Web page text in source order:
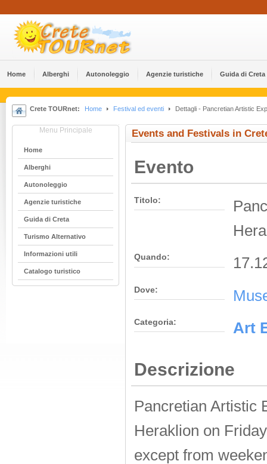
Home Alberghi Αutonoleggio Agenzie turistiche Guida di Creta
Crete TOURnet: Home Festival ed eventi Dettagli - Pancretian Artistic
Menu Principale
Home
Alberghi
Αutonoleggio
Agenzie turistiche
Guida di Creta
Turismo Alternativo
Informazioni utili
Catalogo turistico
Events and Festivals in
Evento
Titolo:
Quando:
Dove:
Categoria: Αrt
Descrizione
Pancretian Artistic
Heraklion on
except from